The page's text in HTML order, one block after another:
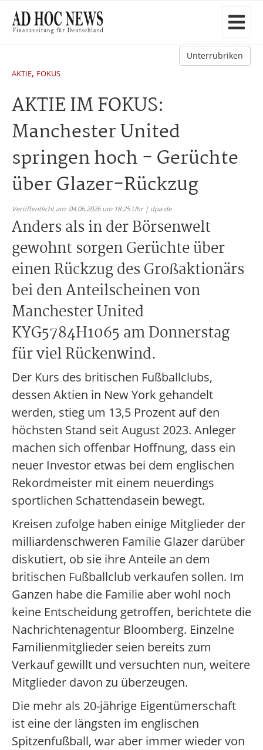
Unterrubriken
AKTIE, FOKUS
AKTIE IM FOKUS:
Manchester United
springen hoch - Gerüchte
über Glazer-Rückzug
Veröffentlicht am: 04.06.2026 um 18:25 Uhr | dpa.de
Anders als in der Börsenwelt
gewohnt sorgen Gerüchte über
einen Rückzug des Großaktionärs
bei den Anteilscheinen von
Manchester United
KYG5784H1065 am Donnerstag
für viel Rückenwind.
Der Kurs des britischen Fußballclubs,
dessen Aktien in New York gehandelt
werden, stieg um 13,5 Prozent auf den
höchsten Stand seit August 2023. Anleger
machen sich offenbar Hoffnung, dass ein
neuer Investor etwas bei dem englischen
Rekordmeister mit einem neuerdings
sportlichen Schattendasein bewegt.
Kreisen zufolge haben einige Mitglieder der
milliardenschweren Familie Glazer darüber
diskutiert, ob sie ihre Anteile an dem
britischen Fußballclub verkaufen sollen. Im
Ganzen habe die Familie aber wohl noch
keine Entscheidung getroffen, berichtete die
Nachrichtenagentur Bloomberg. Einzelne
Familienmitglieder seien bereits zum
Verkauf gewillt und versuchten nun, weitere
Mitglieder davon zu überzeugen.
Die mehr als 20-jährige Eigentümerschaft
ist eine der längsten im englischen
Spitzenfußball, war aber immer wieder von